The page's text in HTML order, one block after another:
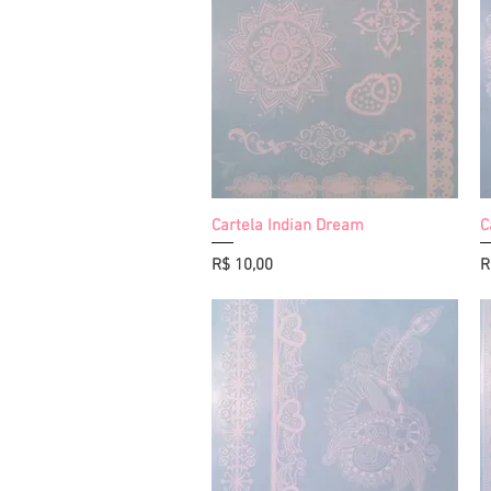
Visualização rápida
Cartela Indian Dream
Preço
R$ 10,00